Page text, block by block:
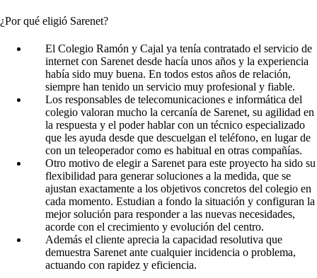
¿Por qué eligió Sarenet?
El Colegio Ramón y Cajal ya tenía contratado el servicio de
internet con Sarenet desde hacía unos años y la experiencia
había sido muy buena. En todos estos años de relación,
siempre han tenido un servicio muy profesional y fiable.
Los responsables de telecomunicaciones e informática del
colegio valoran mucho la cercanía de Sarenet, su agilidad en
la respuesta y el poder hablar con un técnico especializado
que les ayuda desde que descuelgan el teléfono, en lugar de
con un teleoperador como es habitual en otras compañías.
Otro motivo de elegir a Sarenet para este proyecto ha sido su
flexibilidad para generar soluciones a la medida, que se
ajustan exactamente a los objetivos concretos del colegio en
cada momento. Estudian a fondo la situación y configuran la
mejor solución para responder a las nuevas necesidades,
acorde con el crecimiento y evolución del centro.
Además el cliente aprecia la capacidad resolutiva que
demuestra Sarenet ante cualquier incidencia o problema,
actuando con rapidez y eficiencia.